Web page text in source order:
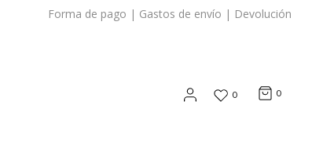
Forma de pago | Gastos de envío | Devolución
0 0